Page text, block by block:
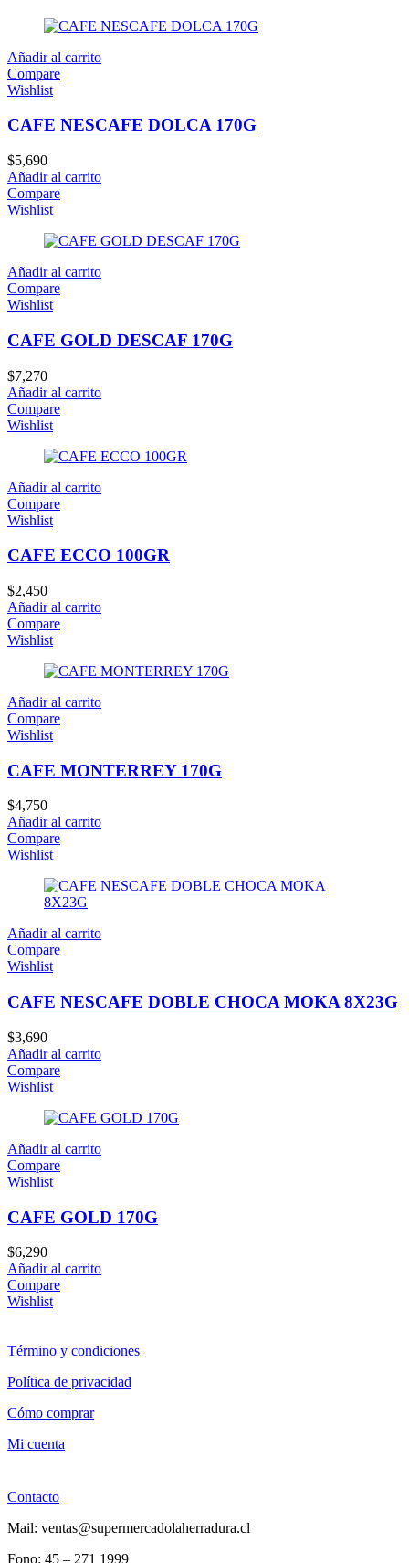
Añadir al carrito
Compare
Wishlist
CAFE NESCAFE DOLCA 170G
$5,690
Añadir al carrito
Compare
Wishlist
Añadir al carrito
Compare
Wishlist
CAFE GOLD DESCAF 170G
$7,270
Añadir al carrito
Compare
Wishlist
Añadir al carrito
Compare
Wishlist
CAFE ECCO 100GR
$2,450
Añadir al carrito
Compare
Wishlist
Añadir al carrito
Compare
Wishlist
CAFE MONTERREY 170G
$4,750
Añadir al carrito
Compare
Wishlist
Añadir al carrito
Compare
Wishlist
CAFE NESCAFE DOBLE CHOCA MOKA 8X23G
$3,690
Añadir al carrito
Compare
Wishlist
Añadir al carrito
Compare
Wishlist
CAFE GOLD 170G
$6,290
Añadir al carrito
Compare
Wishlist
Término y condiciones
Política de privacidad
Cómo comprar
Mi cuenta
Contacto
Mail: ventas@supermercadolaherradura.cl
Fono: 45 – 271 1999